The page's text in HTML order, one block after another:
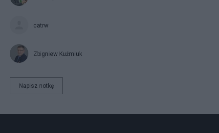
catrw
Zbigniew Kuźmiuk
Napisz notkę